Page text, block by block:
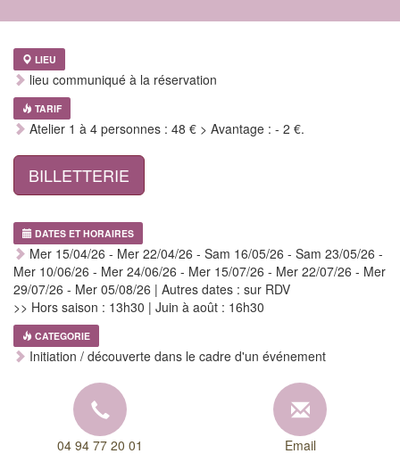
LIEU
lieu communiqué à la réservation
TARIF
Atelier 1 à 4 personnes : 48 € > Avantage : - 2 €.
BILLETTERIE
DATES ET HORAIRES
Mer 15/04/26 - Mer 22/04/26 - Sam 16/05/26 - Sam 23/05/26 -
Mer 10/06/26 - Mer 24/06/26 - Mer 15/07/26 - Mer 22/07/26 - Mer
29/07/26 - Mer 05/08/26 | Autres dates : sur RDV
>> Hors saison : 13h30 | Juin à août : 16h30
CATEGORIE
Initiation / découverte dans le cadre d'un événement
04 94 77 20 01 Email